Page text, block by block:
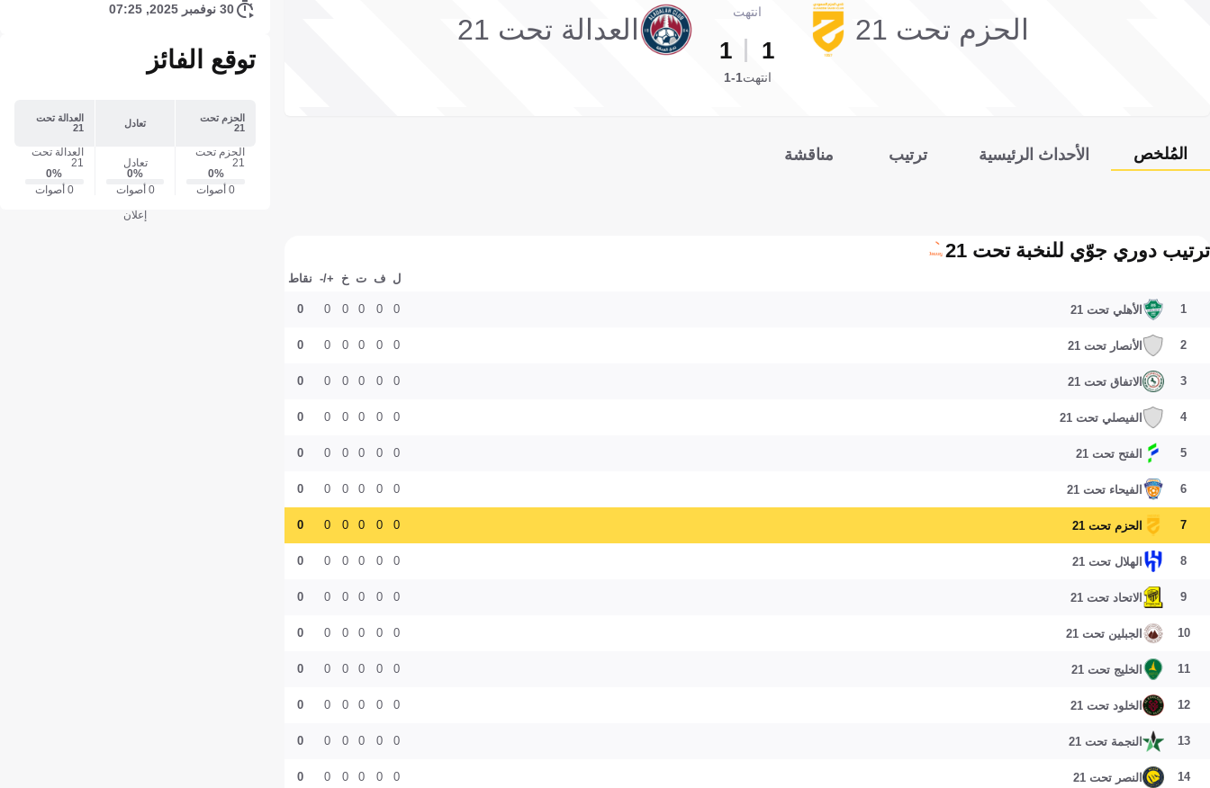
الحزم تحت 21
انتهت
1
1
العدالة تحت 21
انتهت1-1
المُلخص الأحداث الرئيسية ترتيب مناقشة
ترتيب دوري جوّي للنخبة تحت 21
ل ف ت خ +/- نقاط
1 الأهلي تحت 21 0
0
0
0
0
0
2 الأنصار تحت 21 0
0
0
0
0
0
3 الاتفاق تحت 21 0
0
0
0
0
0
4 الفيصلي تحت 21 0
0
0
0
0
0
5 الفتح تحت 21 0
0
0
0
0
0
6 الفيحاء تحت 21 0
0
0
0
0
0
7 الحزم تحت 21 0
0
0
0
0
0
8 الهلال تحت 21 0
0
0
0
0
0
9 الاتحاد تحت 21 0
0
0
0
0
0
10 الجبلين تحت 21 0
0
0
0
0
0
11 الخليج تحت 21 0
0
0
0
0
0
12 الخلود تحت 21 0
0
0
0
0
0
13 النجمة تحت 21 0
0
0
0
0
0
14 النصر تحت 21 0
0
0
0
0
0
30 نوفمبر 2025, 07:25
توقع الفائز
الحزم تحت
21
تعادل
العدالة تحت
21
الحزم تحت
21
0‎%‎
0 أصوات
تعادل
0‎%‎
0 أصوات
العدالة تحت
21
0‎%‎
0 أصوات
إعلان